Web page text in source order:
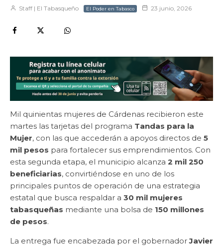
Staff | El Tabasqueño El Poder en Tabasco 23 junio, 2026
Mil quinientas mujeres de Cárdenas recibieron este
martes las tarjetas del programa Tandas para la
Mujer, con las que accederán a apoyos directos de 5
mil pesos para fortalecer sus emprendimientos. Con
esta segunda etapa, el municipio alcanza 2 mil 250
beneficiarias, convirtiéndose en uno de los
principales puntos de operación de una estrategia
estatal que busca respaldar a 30 mil mujeres
tabasqueñas mediante una bolsa de 150 millones
de pesos.
La entrega fue encabezada por el gobernadorJavier